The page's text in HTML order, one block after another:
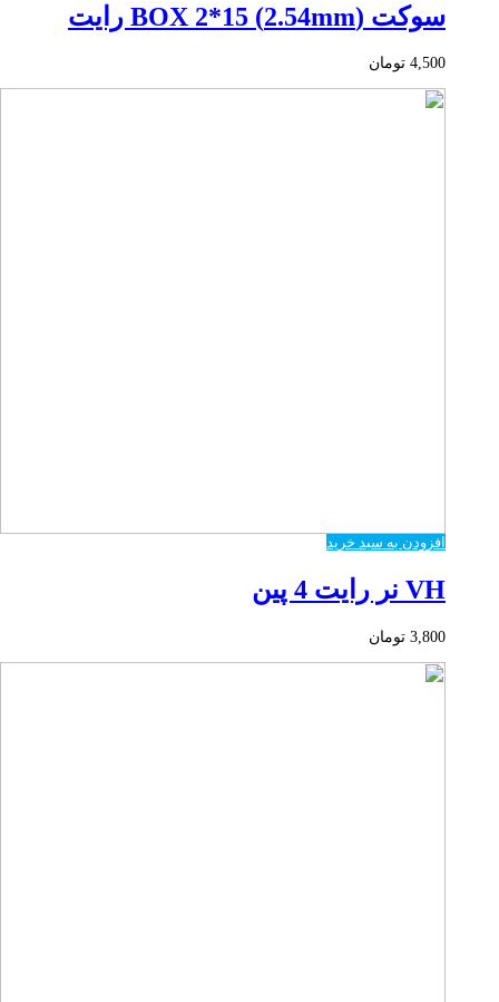
سوکت (2.54mm) BOX 2*15 رایت
4,500 تومان
افزودن به سبد خرید
VH نر رایت 4 پین
3,800 تومان